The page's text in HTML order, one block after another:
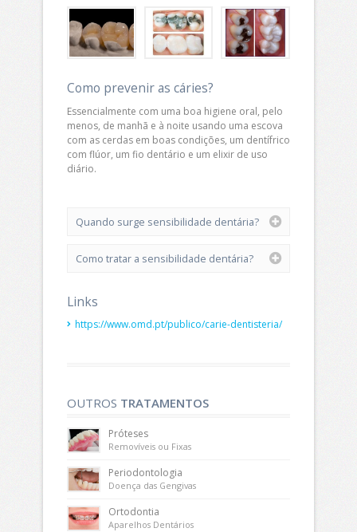
Como prevenir as cáries?
Essencialmente com uma boa higiene oral, pelo
menos, de manhã e à noite usando uma escova
com as cerdas em boas condições, um dentífrico
com flúor, um fio dentário e um elixir de uso
diário.
Quando surge sensibilidade dentária?
Como tratar a sensibilidade dentária?
Links
https://www.omd.pt/publico/carie-dentisteria/
OUTROS TRATAMENTOS
Próteses
Removíveis ou Fixas
Periodontologia
Doença das Gengivas
Ortodontia
Aparelhos Dentários